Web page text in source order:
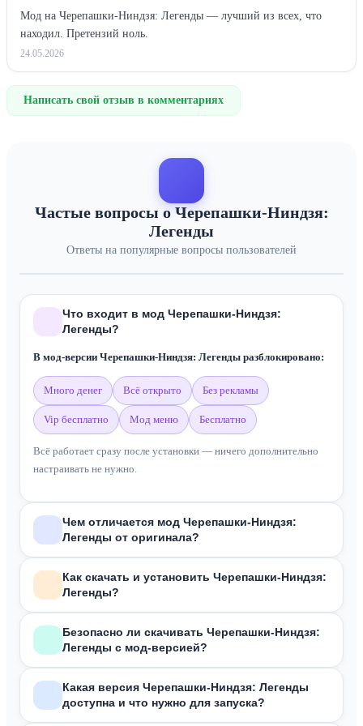
Мод на Черепашки-Ниндзя: Легенды — лучший из всех, что
находил. Претензий ноль.
24.05.2026
Написать свой отзыв в комментариях
Частые вопросы о Черепашки-Ниндзя:
Легенды
Ответы на популярные вопросы пользователей
Что входит в мод Черепашки-Ниндзя:
Легенды?
В мод-версии Черепашки-Ниндзя: Легенды разблокировано:
много денег всё открыто без рекламы
vip бесплатно мод меню бесплатно
Всё работает сразу после установки — ничего дополнительно
настраивать не нужно.
Чем отличается мод Черепашки-Ниндзя:
Легенды от оригинала?
В отличие от оригинальной версии из Google Play, мод
Черепашки-Ниндзя: Легенды
Бесконечные мутагены
Неограниченная энергия
При этом основной функционал игры сохранён полностью.
Как скачать и установить Черепашки-Ниндзя:
Легенды?
Зависит от формата скачанного файла:
APK
XAPK— понадобитсяXAPK Installerиз Google Play. Открой
скачанный файл через него.
Безопасно ли скачивать Черепашки-Ниндзя:
Легенды с мод-версией?
публикацией. Мы не размещаем файлы из непроверенных
источников. Подробнее — на странице Отказ от
Какая версия Черепашки-Ниндзя: Легенды
доступна и что нужно для запуска?